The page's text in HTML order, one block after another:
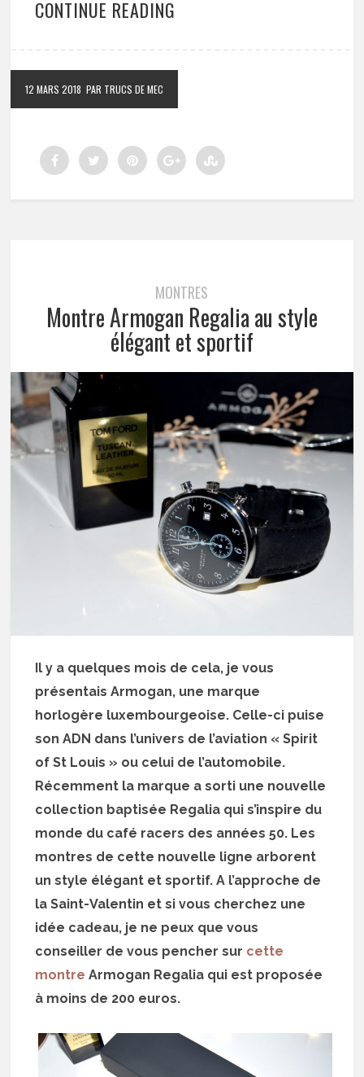
CONTINUE READING
12 MARS 2018 PAR TRUCS DE MEC
MONTRES
Montre Armogan Regalia au style
élégant et sportif
Il y a quelques mois de cela, je vous
présentais Armogan, une marque
horlogère luxembourgeoise. Celle-ci puise
son ADN dans l’univers de l’aviation « Spirit
of St Louis » ou celui de l’automobile.
Récemment la marque a sorti une nouvelle
collection baptisée Regalia qui s’inspire du
monde du café racers des années 50. Les
montres de cette nouvelle ligne arborent
un style élégant et sportif. A l’approche de
la Saint-Valentin et si vous cherchez une
idée cadeau, je ne peux que vous
conseiller de vous pencher sur cette
montre Armogan Regalia qui est proposée
à moins de 200 euros.